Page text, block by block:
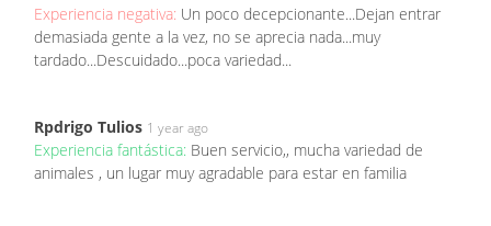
Experiencia negativa: Un poco decepcionante...Dejan entrar
demasiada gente a la vez, no se aprecia nada...muy
tardado...Descuidado...poca variedad...
Rpdrigo Tulios 1 year ago
Experiencia fantástica: Buen servicio,, mucha variedad de
animales , un lugar muy agradable para estar en familia